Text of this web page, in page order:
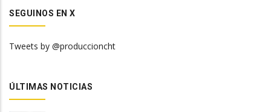
SEGUINOS EN X
Tweets by @produccioncht
ÚLTIMAS NOTICIAS